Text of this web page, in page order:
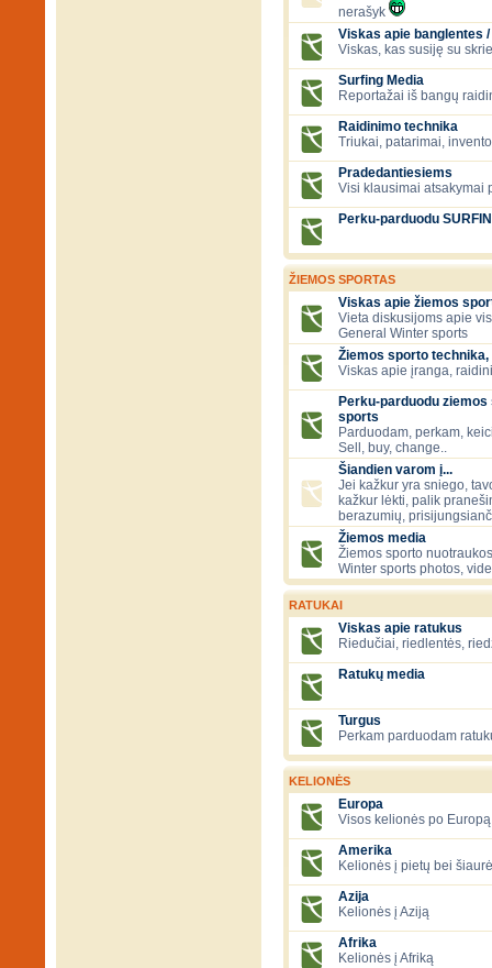
nerašyk
Viskas apie banglentes
Viskas, kas susiję su
Surfing Media
Reportažai iš bangų
Raidinimo technika
Triukai, patarimai,
Pradedantiesiems
Visi klausimai atsakymai
Perku-parduodu
ŽIEMOS SPORTAS
Viskas apie žiemos
Vieta diskusijoms apie
General Winter sports
Žiemos sporto
Viskas apie įranga,
Perku-parduodu
sports
Parduodam, perkam,
Sell, buy, change..
Šiandien varom į...
Jei kažkur yra sniego,
kažkur lėkti, palik
berazumių,
Žiemos media
Žiemos sporto
Winter sports photos,
RATUKAI
Viskas apie ratukus
Riedučiai, riedlentės,
Ratukų media
Turgus
Perkam parduodam
KELIONĖS
Europa
Visos kelionės po
Amerika
Kelionės į pietų bei
Azija
Kelionės į Aziją
Afrika
Kelionės į Afriką